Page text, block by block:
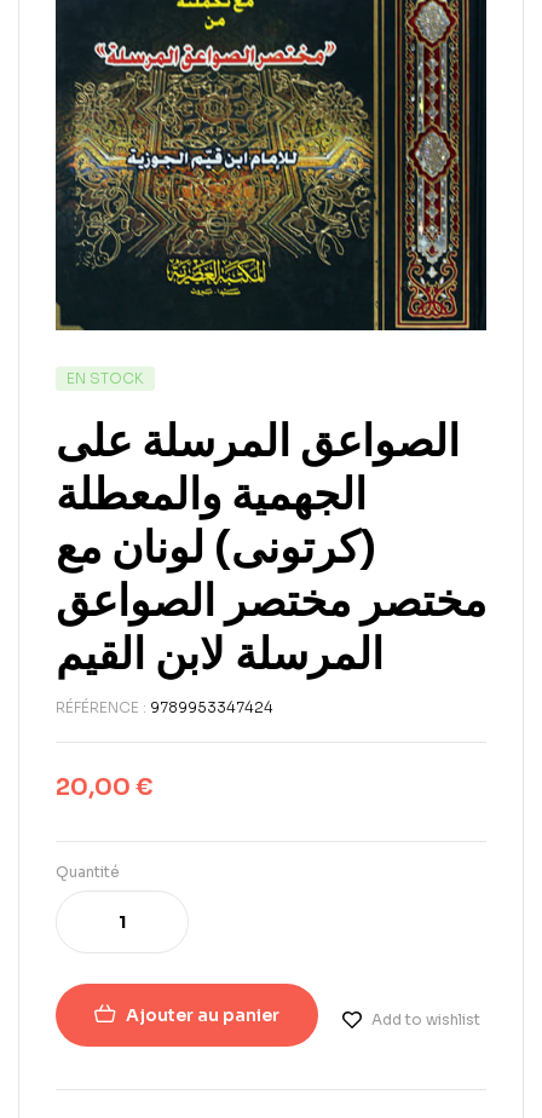
EN STOCK
الصواعق المرسلة على
الجهمية والمعطلة
(كرتونى) لونان مع
مختصر مختصر الصواعق
المرسلة لابن القيم
RÉFÉRENCE : 9789953347424
20,00 €
Quantité
Ajouter au panier Add to wishlist